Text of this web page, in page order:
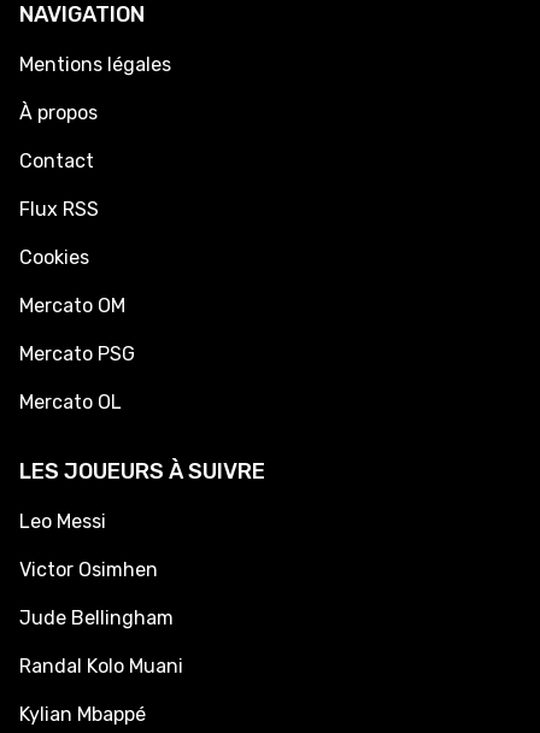
NAVIGATION
Mentions légales
À propos
Contact
Flux RSS
Cookies
Mercato OM
Mercato PSG
Mercato OL
LES JOUEURS À SUIVRE
Leo Messi
Victor Osimhen
Jude Bellingham
Randal Kolo Muani
Kylian Mbappé